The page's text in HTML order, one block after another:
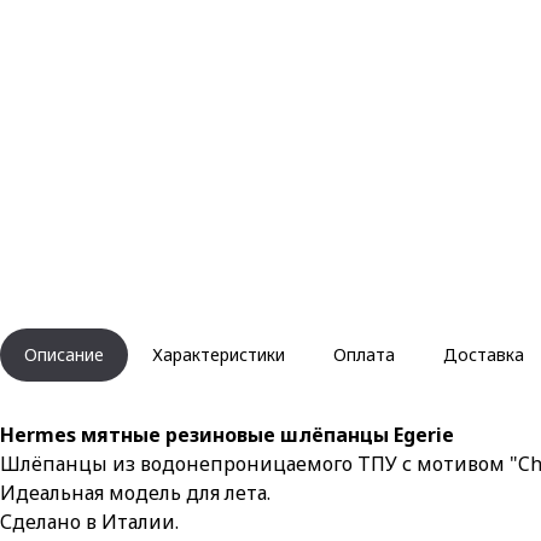
Описание Характеристики Оплата Доставка
Hermes мятные резиновые шлёпанцы Egerie
Шлёпанцы из водонепроницаемого ТПУ с мотивом
Идеальная модель для лета.
Сделано в Италии.